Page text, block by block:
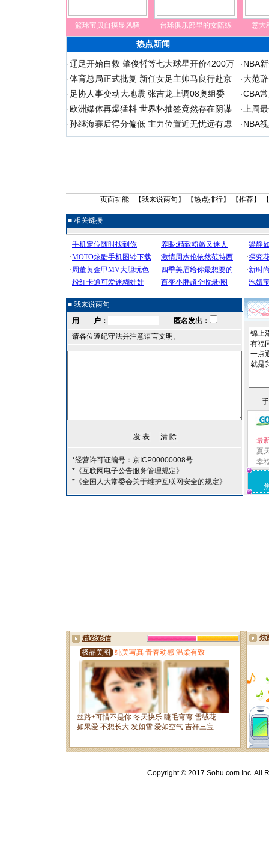
篮球宝贝自摸显风骚 台球俱乐部里的女陪练 意大
热点新闻
·辽足开始自救 肇俊哲等七大球星开价4200万
·体育总局正式批复 新任女足主帅马良行赴京
· 足协人事变动大地震 张吉龙上调08奥组委
·欧洲媒体再爆猛料 世界杯抽签竟然存在阴谋
·孙继海赛后得分偏低 主力位置近无忧远有虑
·NBA
·大范
·CBA
· 上周
·NBA
页面功能 【我来说两句 】 【热点排行】 【推荐】
■ 相关链接
■ 我来说两句
用 户：
匿名发出：
请各位遵纪守法并注意语言文明。
*经营许可证编号：京ICP00000008号
*《互联网电子公告服务管理规定》
*《全国人大常委会关于维护互联网安全的规定》
最
夏
幸
Copyright © 2017 Sohu.com Inc. All